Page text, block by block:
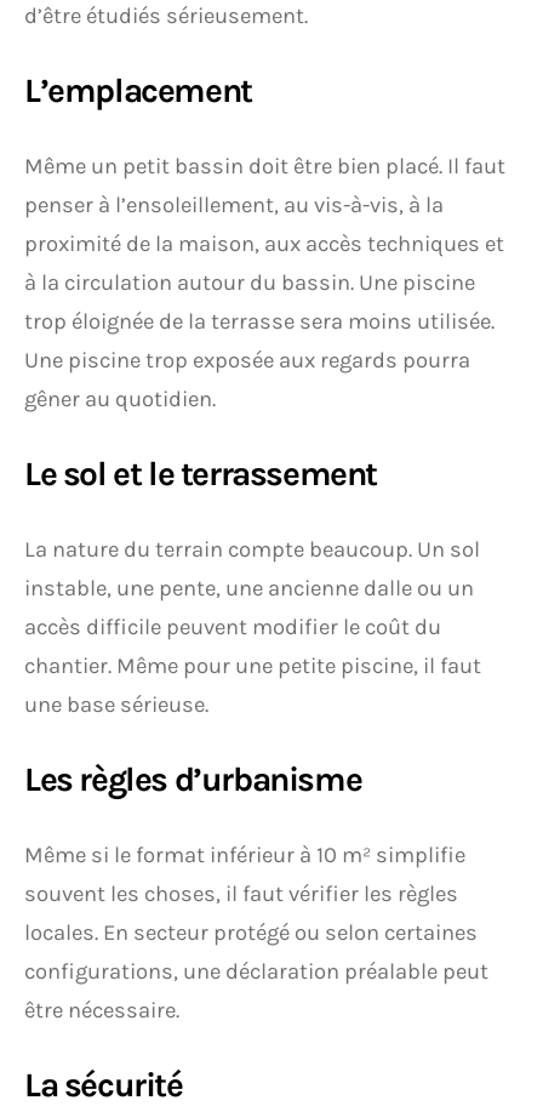
d’être étudiés sérieusement.
L’emplacement
Même un petit bassin doit être bien placé. Il faut
penser à l’ensoleillement, au vis-à-vis, à la
proximité de la maison, aux accès techniques et
à la circulation autour du bassin. Une piscine
trop éloignée de la terrasse sera moins utilisée.
Une piscine trop exposée aux regards pourra
gêner au quotidien.
Le sol et le terrassement
La nature du terrain compte beaucoup. Un sol
instable, une pente, une ancienne dalle ou un
accès difficile peuvent modifier le coût du
chantier. Même pour une petite piscine, il faut
une base sérieuse.
Les règles d’urbanisme
Même si le format inférieur à 10 m² simplifie
souvent les choses, il faut vérifier les règles
locales. En secteur protégé ou selon certaines
configurations, une déclaration préalable peut
être nécessaire.
La sécurité